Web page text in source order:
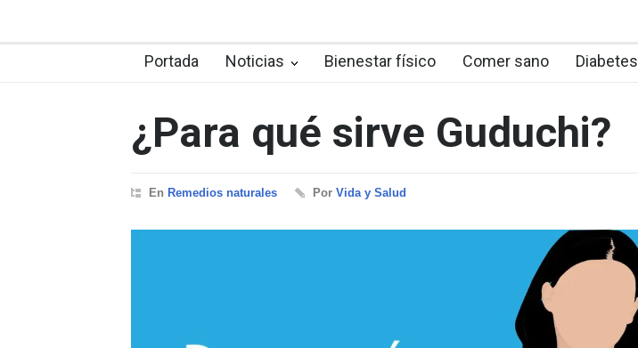
Portada Noticias Bienestar físico Comer sano Diabetes
¿Para qué sirve Guduchi?
En Remedios naturales Por Vida y Salud